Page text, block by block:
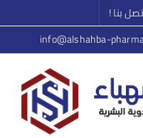
بنا !
info@alshahba-